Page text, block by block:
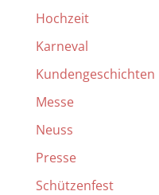
Hochzeit
Karneval
Kundengeschichten
Messe
Neuss
Presse
Schützenfest